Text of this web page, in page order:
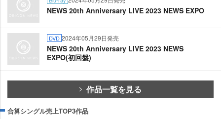
NEWS 20th Anniversary LIVE 2023 NEWS EXPO
DVD 2024年05月29日発売
NEWS 20th Anniversary LIVE 2023 NEWS
EXPO(初回盤)
作品一覧を見る
合算シングル売上TOP3作品